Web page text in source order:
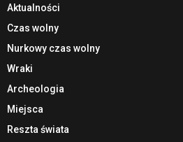
Aktualności
Czas wolny
Nurkowy czas wolny
Wraki
Archeologia
Miejsca
Reszta świata